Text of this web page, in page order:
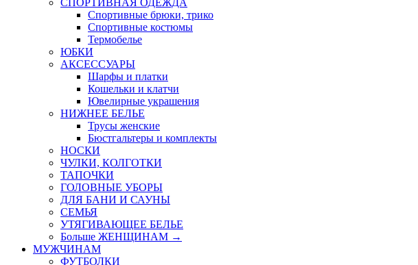
СПОРТИВНАЯ ОДЕЖДА
Спортивные брюки, трико
Спортивные костюмы
Термобелье
ЮБКИ
AКСЕССУАРЫ
Шарфы и платки
Кошельки и клатчи
Ювелирные украшения
НИЖНЕЕ БЕЛЬЕ
Трусы женские
Бюстгальтеры и комплекты
НОСКИ
ЧУЛКИ, КОЛГОТКИ
ТАПОЧКИ
ГОЛОВНЫЕ УБОРЫ
ДЛЯ БАНИ И САУНЫ
СЕМЬЯ
УТЯГИВАЮЩЕЕ БЕЛЬЕ
Больше ЖЕНЩИНАМ →
МУЖЧИНАМ
ФУТБОЛКИ